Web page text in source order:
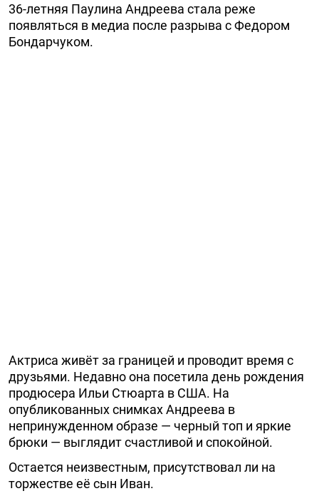
36-летняя Паулина Андреева стала реже
появляться в медиа после разрыва с Федором
Бондарчуком.
Актриса живёт за границей и проводит время с
друзьями. Недавно она посетила день рождения
продюсера Ильи Стюарта в США. На
опубликованных снимках Андреева в
непринужденном образе — черный топ и яркие
брюки — выглядит счастливой и спокойной.
Остается неизвестным, присутствовал ли на
торжестве её сын Иван.